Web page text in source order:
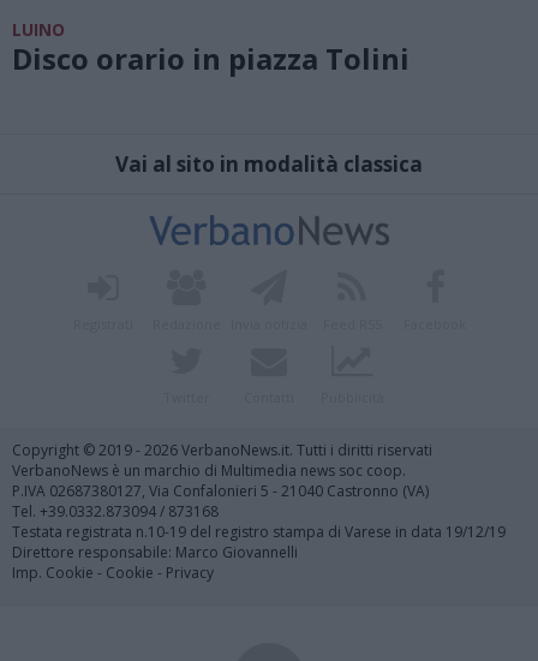
LUINO
Disco orario in piazza Tolini
Vai al sito in modalità classica
Copyright © 2019 - 2026 VerbanoNews.it. Tutti i diritti riservati
VerbanoNews è un marchio di Multimedia news soc coop.
P.IVA 02687380127, Via Confalonieri 5 - 21040 Castronno (VA)
Tel. +39.0332.873094 / 873168
Testata registrata n.10-19 del registro stampa di Varese in data 19/12/19
Direttore responsabile: Marco Giovannelli
Imp. Cookie - Cookie - Privacy